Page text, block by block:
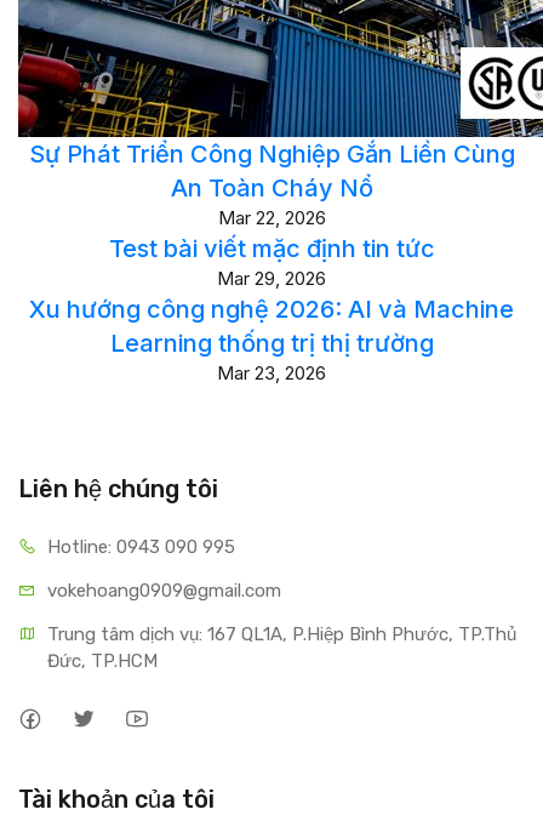
Sự Phát Triển Công Nghiệp Gắn Liền Cùng
An Toàn Cháy Nổ
Mar 22, 2026
Test bài viết mặc định tin tức
Mar 29, 2026
Xu hướng công nghệ 2026: AI và Machine
Learning thống trị thị trường
Mar 23, 2026
Liên hệ chúng tôi
Hotline: 0943 090 995
vokehoang0909@gmail.com
Trung tâm dịch vụ: 167 QL1A, P.Hiệp Bình Phước, TP.Thủ
Đức, TP.HCM
Tài khoản của tôi